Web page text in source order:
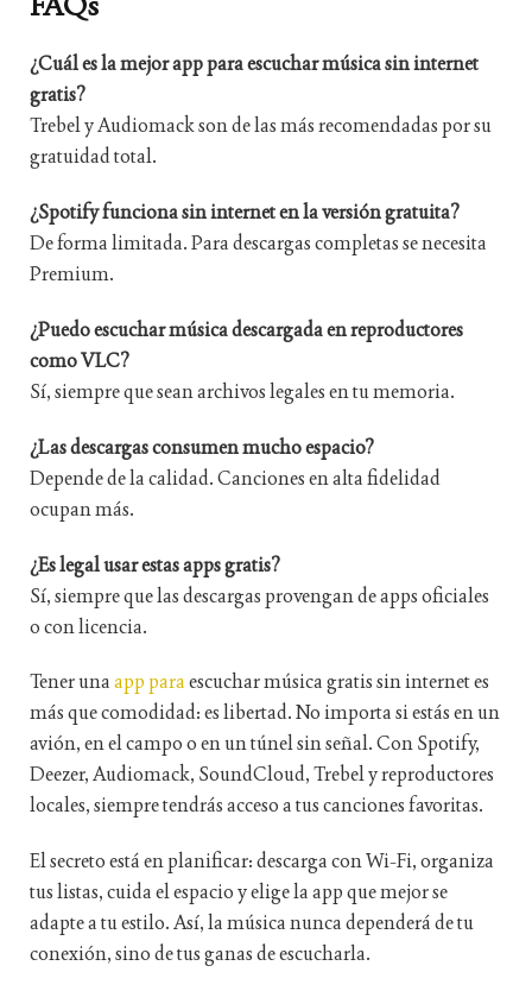
¿Cuál es la mejor app para escuchar música sin internet
gratis?
Trebel y Audiomack son de las más recomendadas por su
gratuidad total.
¿Spotify funciona sin internet en la versión gratuita?
De forma limitada. Para descargas completas se necesita
Premium.
¿Puedo escuchar música descargada en reproductores
como VLC?
Sí, siempre que sean archivos legales en tu memoria.
¿Las descargas consumen mucho espacio?
Depende de la calidad. Canciones en alta fidelidad
ocupan más.
¿Es legal usar estas apps gratis?
Sí, siempre que las descargas provengan de apps oficiales
o con licencia.
Tener unaapp paraescuchar música gratis sin internet es
más que comodidad: es libertad. No importa si estás en un
avión, en el campo o en un túnel sin señal. Con Spotify,
Deezer, Audiomack, SoundCloud, Trebel y reproductores
locales, siempre tendrás acceso a tus canciones favoritas.
El secreto está en planificar: descarga con Wi-Fi, organiza
tus listas, cuida el espacio y elige la app que mejor se
adapte a tu estilo. Así, la música nunca dependerá de tu
conexión, sino de tus ganas de escucharla.